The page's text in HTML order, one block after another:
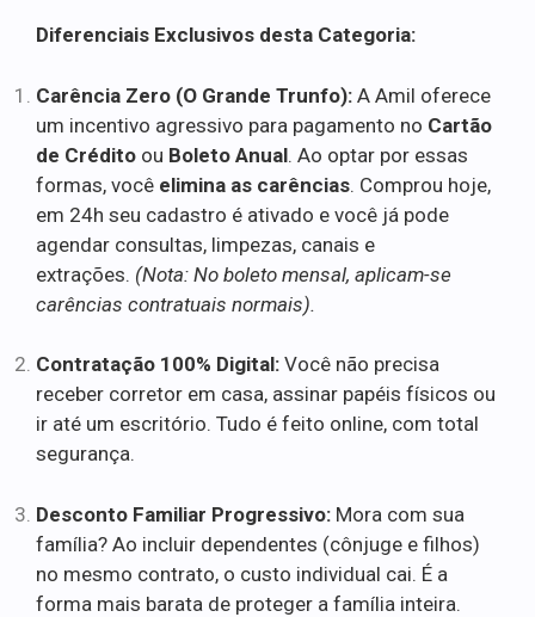
Diferenciais Exclusivos desta Categoria:
Carência Zero (O Grande Trunfo): A Amil oferece
um incentivo agressivo para pagamento no Cartão
de Crédito ou Boleto Anual. Ao optar por essas
formas, você elimina as carências. Comprou hoje,
em 24h seu cadastro é ativado e você já pode
agendar consultas, limpezas, canais e
extrações. (Nota: No boleto mensal, aplicam-se
carências contratuais normais).
Contratação 100% Digital: Você não precisa
receber corretor em casa, assinar papéis físicos ou
ir até um escritório. Tudo é feito online, com total
segurança.
Desconto Familiar Progressivo: Mora com sua
família? Ao incluir dependentes (cônjuge e filhos)
no mesmo contrato, o custo individual cai. É a
forma mais barata de proteger a família inteira.